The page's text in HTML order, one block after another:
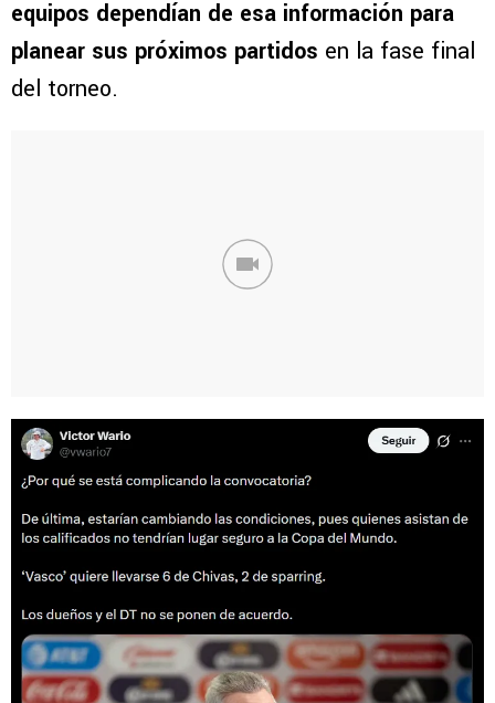
equipos dependían de esa información para
planear sus próximos partidos en la fase final
del torneo.